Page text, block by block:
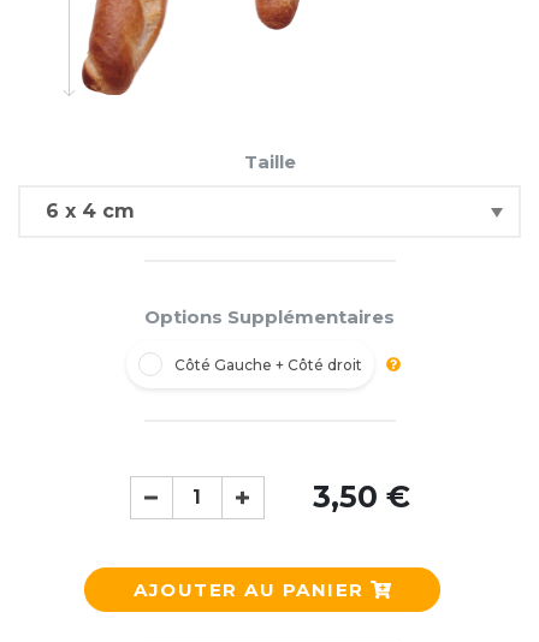
Taille
Options Supplémentaires
Côté Gauche + Côté droit
3,50 €
AJOUTER AU PANIER